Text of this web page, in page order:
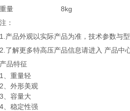
重量
8kg
注：
1.产品外观以实际产品为准，技术参数与
2.了解更多特高压产品信息请进入 产品中
产品特征
1、重量轻
2、外形美观
3、容量大
4、稳定性强